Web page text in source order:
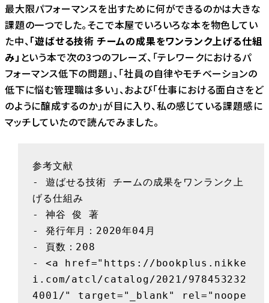
最大限パフォーマンスを出すために何ができるのかは大きな
課題の一つでした。そこで本屋でいろいろな本を物色してい
た中、 「遊ばせる技術 チームの成果をワンランク上げる仕組
み」 という本で次の3つのフレーズ、「テレワークにおけるパ
フォーマンス低下の問題」、「社員の自律やモチベーションの
低下に悩む管理職は多い」、および「仕事における面白さをど
のように醸成するのか」が目に入り、私の感じている課題感に
マッチしていたので読んでみました。
参考文献
- 遊ばせる技術 チームの成果をワンランク上
げる仕組み
- 神谷 俊 著
- 発行年月：2020年04月
- 頁数：208
- <a href="https://bookplus.nikke
i.com/atcl/catalog/2021/978453232
4001/" target="_blank" rel="noope